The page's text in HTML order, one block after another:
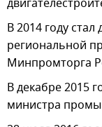
В 2014 году
региональной
Минпромторга
В декабре 2015
министра